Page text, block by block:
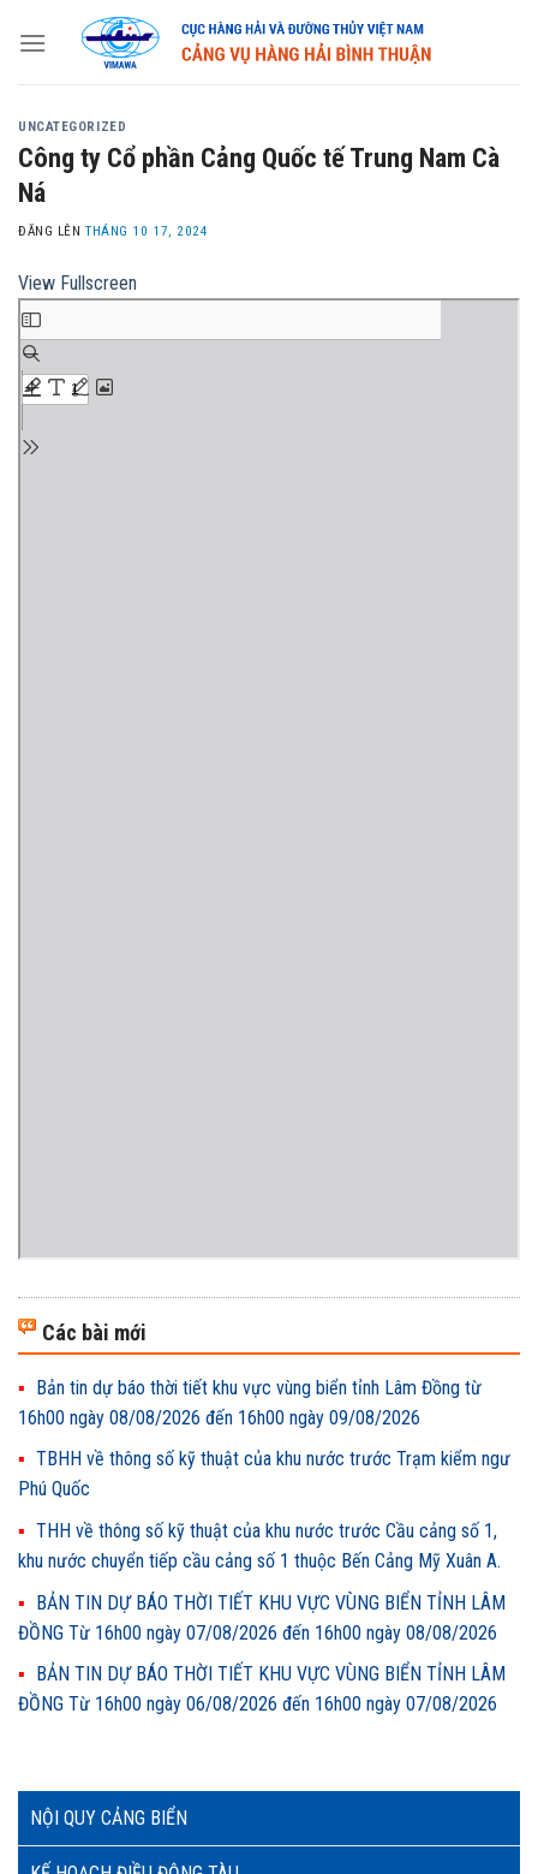
NỘI QUY CẢNG BIỂN
UNCATEGORIZED
Công ty Cổ phần Cảng Quốc tế Trung Nam Cà
Ná
ĐĂNG LÊNTHÁNG 10 17, 2024
View Fullscreen
Các bài mới
Bản tin dự báo thời tiết khu vực vùng biển tỉnh Lâm Đồng từ
16h00 ngày 08/08/2026 đến 16h00 ngày 09/08/2026
TBHH về thông số kỹ thuật của khu nước trước Trạm kiểm ngư
Phú Quốc
THH về thông số kỹ thuật của khu nước trước Cầu cảng số 1,
khu nước chuyển tiếp cầu cảng số 1 thuộc Bến Cảng Mỹ Xuân A.
BẢN TIN DỰ BÁO THỜI TIẾT KHU VỰC VÙNG BIỂN TỈNH LÂM
ĐỒNG Từ 16h00 ngày 07/08/2026 đến 16h00 ngày 08/08/2026
BẢN TIN DỰ BÁO THỜI TIẾT KHU VỰC VÙNG BIỂN TỈNH LÂM
ĐỒNG Từ 16h00 ngày 06/08/2026 đến 16h00 ngày 07/08/2026